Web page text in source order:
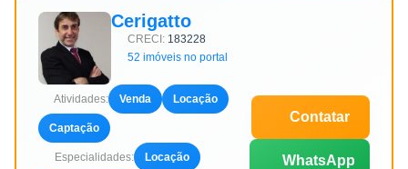
Cerigatto
CRECI: 183228
52 imóveis no portal
Atividades: Venda Locação
Captação
Especialidades: Locação
Contatar
WhatsApp